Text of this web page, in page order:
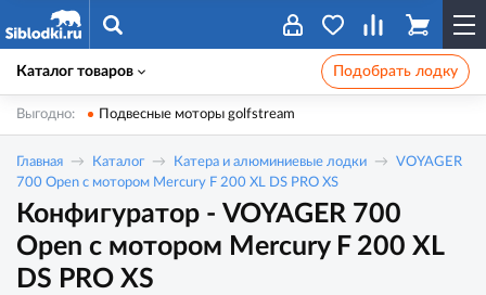
Каталог товаров Подобрать лодку
Выгодно: Подвесные моторы golfstream
Главная Каталог Катера и алюминиевые лодки
VOYAGER
700 Open с мотором Mercury F 200 XL DS PRO XS
Конфигуратор - VOYAGER 700
Open с мотором Mercury F 200 XL
DS PRO XS